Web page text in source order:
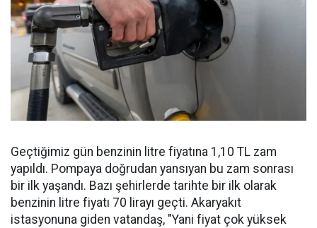
Geçtiğimiz gün benzinin litre fiyatına 1,10 TL zam
yapıldı. Pompaya doğrudan yansıyan bu zam sonrası
bir ilk yaşandı. Bazı şehirlerde tarihte bir ilk olarak
benzinin litre fiyatı 70 lirayı geçti. Akaryakıt
istasyonuna giden vatandaş, "Yani fiyat çok yüksek